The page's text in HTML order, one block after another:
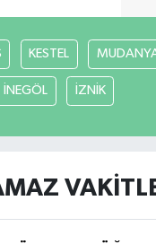
KESTEL
İNEGÖL İZNİK